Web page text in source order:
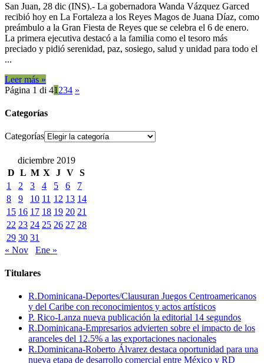
San Juan, 28 dic (INS).- La gobernadora Wanda Vázquez Garced
recibió hoy en La Fortaleza a los Reyes Magos de Juana Díaz, como
preámbulo a la Gran Fiesta de Reyes que se celebra el 6 de enero.
La primera ejecutiva destacó a la familia como el tesoro más
preciado y pidió serenidad, paz, sosiego, salud y unidad para todo el
...
Leer más »
Página 1 di 41 234 »
Categorías
Categorías
diciembre 2019
D L M X J V S
1
2 3 4 5 6
7
8
9 10 11 12 13 14
15 16 17 18 19 20 21
22 23 24 25 26 27 28
29 30 31
« Nov
Ene »
Titulares
R.Dominicana-Deportes/Clausuran Juegos Centroamericanos
y del Caribe con reconocimientos y actos artísticos
P. Rico-Lanza nueva publicación la editorial 14 segundos
R.Dominicana-Empresarios advierten sobre el impacto de los
aranceles del 12.5% a las exportaciones nacionales
R.Dominicana-Roberto Álvarez destaca oportunidad para una
nueva etapa de desarrollo comercial entre México y RD